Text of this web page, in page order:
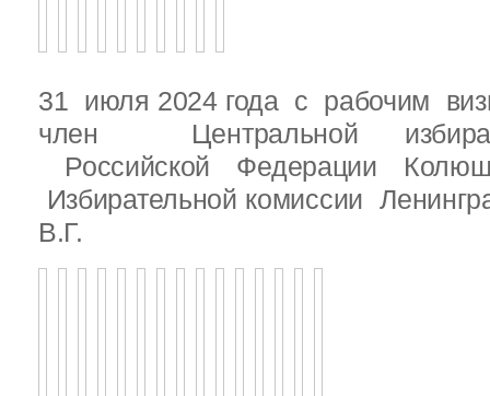
31 июля 2024 года с рабочим
член Центральной
Российской Федерации
Избирательной комиссии
В.Г.